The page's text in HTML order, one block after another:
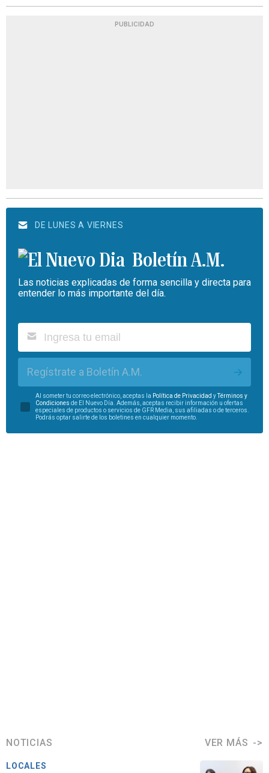
PUBLICIDAD
DE LUNES A VIERNES
Boletín A.M.
Las noticias explicadas de forma sencilla y directa para
entender lo más importante del día.
Regístrate a Boletín A.M.
Al someter tu correo electrónico, aceptas la Política de Privacidad yTérminos y
Condiciones de El Nuevo Día. Además, aceptas recibir información u ofertas
especiales de productos o servicios de GFR Media, sus afiliadas o de terceros.
Podrás optar salirte de los boletines en cualquier momento.
NOTICIAS VER MÁS
LOCALES